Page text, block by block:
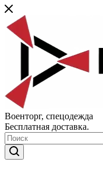
Военторг, спецодежда
Бесплатная доставка.